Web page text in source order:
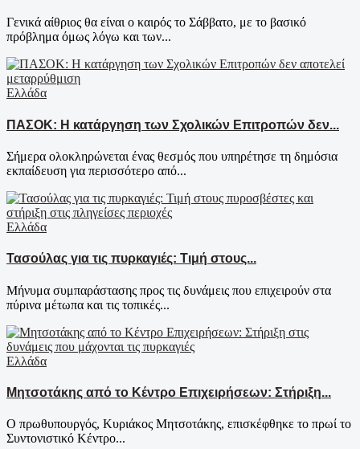
Γενικά αίθριος θα είναι ο καιρός το Σάββατο, με το βασικό
πρόβλημα όμως λόγω και των...
Ελλάδα
ΠΑΣΟΚ: Η κατάργηση των Σχολικών Επιτροπών δεν...
Σήμερα ολοκληρώνεται ένας θεσμός που υπηρέτησε τη δημόσια
εκπαίδευση για περισσότερο από...
Ελλάδα
Τασούλας για τις πυρκαγιές: Τιμή στους...
Μήνυμα συμπαράστασης προς τις δυνάμεις που επιχειρούν στα
πύρινα μέτωπα και τις τοπικές...
Ελλάδα
Μητσοτάκης από το Κέντρο Επιχειρήσεων: Στήριξη...
Ο πρωθυπουργός, Κυριάκος Μητσοτάκης, επισκέφθηκε το πρωί το
Συντονιστικό Κέντρο...